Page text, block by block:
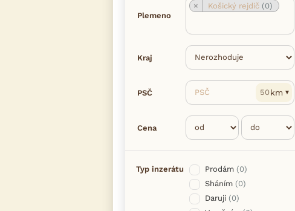
Plemeno
× Košický rejdič (0)
Kraj
PSČ PSČ km
Cena
Typ inzerátu Prodám (0)
Sháním (0)
Daruji (0)